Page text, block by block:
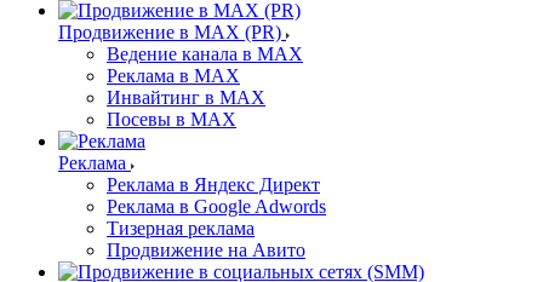
Продвижение в MAX (PR)
Ведение канала в MAX
Реклама в MAX
Инвайтинг в MAX
Посевы в MAX
Реклама
Реклама в Яндекс Директ
Реклама в Google Adwords
Тизерная реклама
Продвижение на Авито